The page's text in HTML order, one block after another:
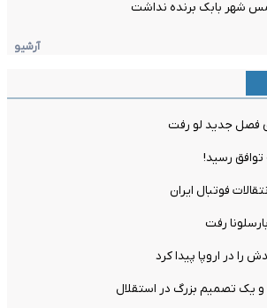
مس شهر بابک برنده نداشت
آرشیو
فصل جدید لو رفت
توافق رسید!
فوتبال ایران
رفت
را در اروپا پیدا کرد
یک تصمیم بزرگ در استقلال